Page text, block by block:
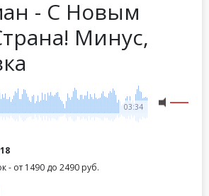
- С Новым
Минус,
03:34
- от 1490 до 2490 руб.